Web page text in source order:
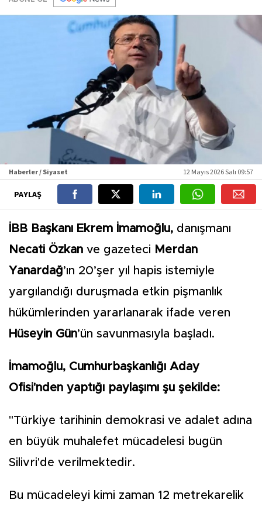
Haberler / Siyaset 12 Mayıs 2026 Salı 09:57
PAYLAŞ
İBB Başkanı Ekrem İmamoğlu, danışmanı
Necati Özkan ve gazeteci Merdan
Yanardağ’ın 20’şer yıl hapis istemiyle
yargılandığı duruşmada etkin pişmanlık
hükümlerinden yararlanarak ifade veren
Hüseyin Gün’ün savunmasıyla başladı.
İmamoğlu, Cumhurbaşkanlığı Aday
Ofisi'nden yaptığı paylaşımı şu şekilde:
"Türkiye tarihinin demokrasi ve adalet adına
en büyük muhalefet mücadelesi bugün
Silivri'de verilmektedir.
Bu mücadeleyi kimi zaman 12 metrekarelik